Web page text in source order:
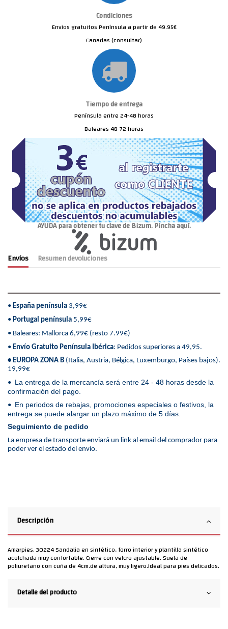
Condiciones
Envíos gratuitos Península a partir de 49.95€
Canarias (consultar)
Tiempo de entrega
Península entre 24-48 horas
Baleares 48-72 horas
AYUDA para obtener tu clave de Bizum. Pincha aquí.
Envíos Resumen devoluciones
• España península 3,99€
• Portugal península 5,99€
• Baleares: Mallorca 6,99€ (resto 7.99€)
• Envío Gratuito Península Ibérica: Pedidos superiores a 49,95.
• EUROPA ZONA B (Italia, Austria, Bélgica, Luxemburgo, Países bajos).
19,99€
• La entrega de la mercancía será entre 24 - 48 horas desde la
confirmación del pago.
• En periodos de rebajas, promociones especiales o festivos, la
entrega se puede alargar un plazo máximo de 5 días.
Seguimiento de pedido
La empresa de transporte enviará un link al email del comprador para
poder ver el estado del envío.
Descripción
Amarpies. 30224 Sandalia en sintético, forro interior y plantilla sintético
acolchada muy confortable. Cierre con velcro ajustable. Suela de
poliuretano con cuña de 4cm.de altura, muy ligero.Ideal para pies delicados.
Detalle del producto